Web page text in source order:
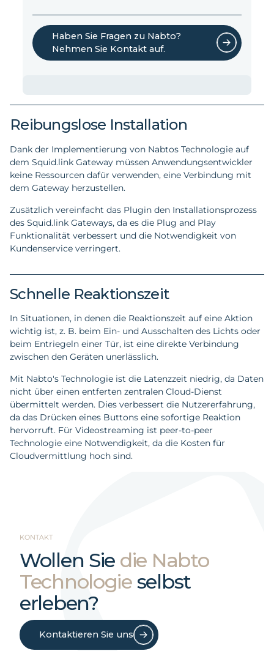
Haben Sie Fragen zu Nabto?
Nehmen Sie Kontakt auf.
Reibungslose Installation
Dank der Implementierung von Nabtos Technologie auf
dem Squid.link Gateway müssen Anwendungsentwickler
keine Ressourcen dafür verwenden, eine Verbindung mit
dem Gateway herzustellen.
Zusätzlich vereinfacht das Plugin den Installationsprozess
des Squid.link Gateways, da es die Plug and Play
Funktionalität verbessert und die Notwendigkeit von
Kundenservice verringert.
Schnelle Reaktionszeit
In Situationen, in denen die Reaktionszeit auf eine Aktion
wichtig ist, z. B. beim Ein- und Ausschalten des Lichts oder
beim Entriegeln einer Tür, ist eine direkte Verbindung
zwischen den Geräten unerlässlich.
Mit Nabto's Technologie ist die Latenzzeit niedrig, da Daten
nicht über einen entferten zentralen Cloud-Dienst
übermittelt werden. Dies verbessert die Nutzererfahrung,
da das Drücken eines Buttons eine sofortige Reaktion
hervorruft. Für Videostreaming ist peer-to-peer
Technologie eine Notwendigkeit, da die Kosten für
Cloudvermittlung hoch sind.
KONTAKT
Wollen Sie die Nabto
Technologieselbst
erleben?
Kontaktieren Sie uns